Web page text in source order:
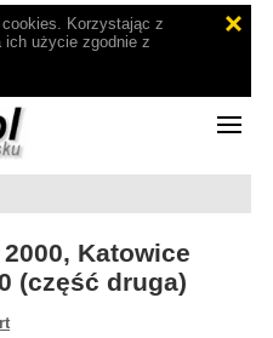
Korzystając z
ich użycie zgodnie z
Katowice
(część druga)